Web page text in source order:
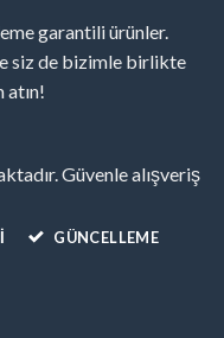
garantili ürünler.
siz de bizimle birlikte
atın!
Güvenle alışveriş
GÜNCELLEME